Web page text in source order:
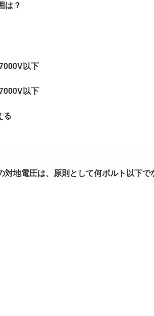
は？
以下
以下
る
対地電圧は、原則として何ボルト以下で